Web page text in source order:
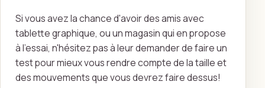
Si vous avez la chance d'avoir des amis avec
tablette graphique, ou un magasin qui en propose
à l'essai, n'hésitez pas à leur demander de faire un
test pour mieux vous rendre compte de la taille et
des mouvements que vous devrez faire dessus!